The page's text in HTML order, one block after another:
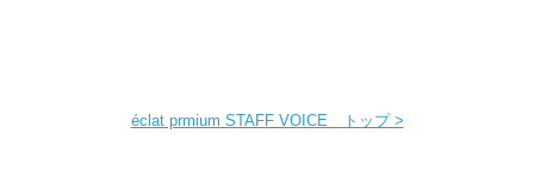
éclat prmium STAFF VOICE トップ >